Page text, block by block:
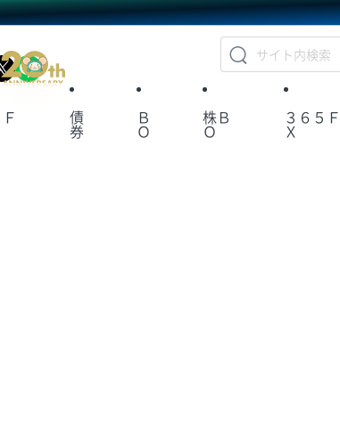
X
債
券
Ｂ
Ｏ
株Ｂ
Ｏ
３６５Ｆ
Ｘ